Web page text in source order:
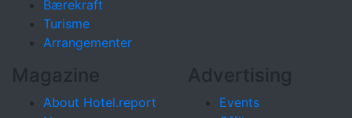
Bærekraft
Turisme
Arrangementer
Magazine
About Hotel.report
Advertising
Events